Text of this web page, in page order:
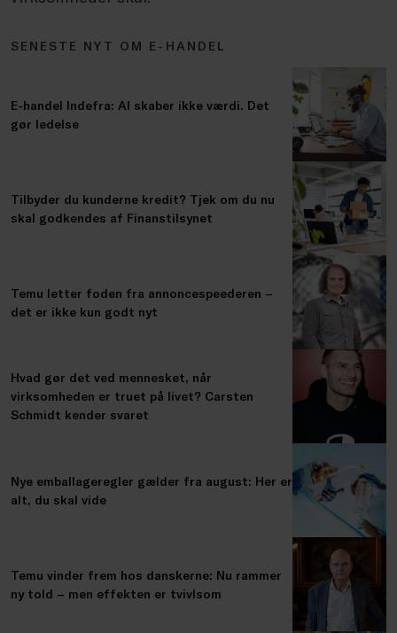
SENESTE NYT OM E-HANDEL
E-handel Indefra: AI skaber ikke værdi. Det
gør ledelse
Tilbyder du kunderne kredit? Tjek om du nu
skal godkendes af Finanstilsynet
Temu letter foden fra annoncespeederen –
det er ikke kun godt nyt
Hvad gør det ved mennesket, når
virksomheden er truet på livet? Carsten
Schmidt kender svaret
Nye emballageregler gælder fra august: Her er
alt, du skal vide
Temu vinder frem hos danskerne: Nu rammer
ny told – men effekten er tvivlsom